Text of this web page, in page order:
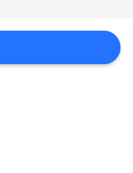
اطلب
اقتباس